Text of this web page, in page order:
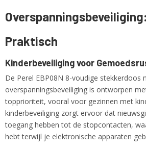
1,00 Kg
Praktisch
Kinderbeveiliging voor
De Perel EBP08N 8-voudige stekkerdoos
overspanningsbeveiliging is ontworpen
topprioriteit, vooral voor gezinnen met
kinderbeveiliging zorgt ervoor dat
toegang hebben tot de stopcontacten,
hebt terwijl je elektronische apparaten